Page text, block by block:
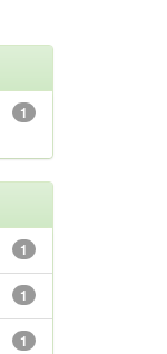
1
1
1
1